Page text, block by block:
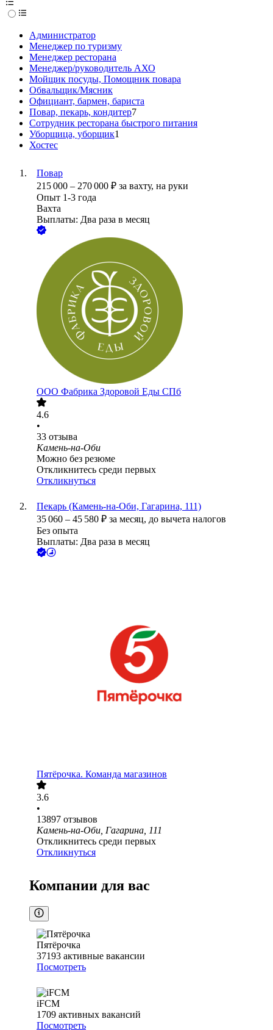
Администратор
Менеджер по туризму
Менеджер ресторана
Менеджер/руководитель АХО
Мойщик посуды, Помощник повара
Обвальщик/Мясник
Официант, бармен, бариста
Повар, пекарь, кондитер7
Сотрудник ресторана быстрого питания
Уборщица, уборщик1
Хостес
Повар
215 000 – 270 000 ₽ за вахту, на руки
Опыт 1-3 года
Вахта
Выплаты: Два раза в месяц
ООО Фабрика Здоровой Еды СПб
4.6
•
33 отзыва
Камень-на-Оби
Можно без резюме
Откликнитесь среди первых
Откликнуться
Пекарь (Камень-на-Оби, Гагарина, 111)
35 060 – 45 580 ₽ за месяц, до вычета налогов
Без опыта
Выплаты: Два раза в месяц
Пятёрочка. Команда магазинов
3.6
•
13897 отзывов
Камень-на-Оби, Гагарина, 111
Откликнитесь среди первых
Откликнуться
Компании для вас
Пятёрочка
37193 активные вакансии
Посмотреть
iFCM
1709 активных вакансий
Посмотреть